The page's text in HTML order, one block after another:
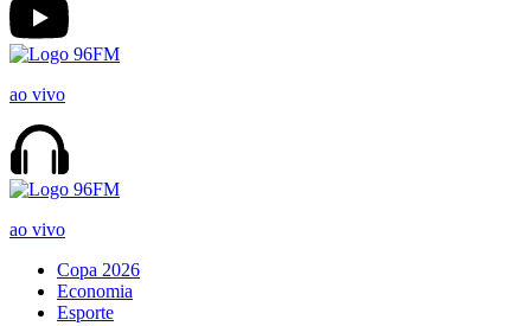
ao vivo
ao vivo
Copa 2026
Economia
Esporte